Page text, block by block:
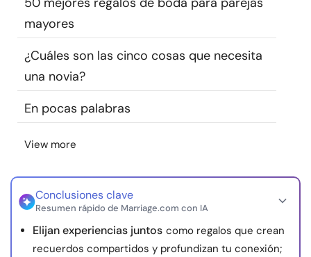
Comunidad
Encuentra un terapeuta
Idioma ES
Sobre nosotros
© Copyright 2026. Todos los derechos reservados.
mayores
¿Cuáles son las cinco cosas que necesita
una novia?
En pocas palabras
View more
Conclusiones clave
Resumen rápido de Marriage.com con IA
Elijan experiencias juntos como regalos que crean
recuerdos compartidos y profundizan tu conexión;